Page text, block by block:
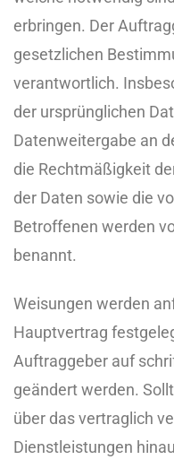
erbringen. Der
gesetzlichen
verantwortlich.
der ursprünglichen
Datenweitergabe an
die Rechtmäßigkeit
der Daten sowie die
Betroffenen werden
benannt.
Weisungen werden
Hauptvertrag
Auftraggeber auf
geändert werden.
über das vertraglich
Dienstleistungen